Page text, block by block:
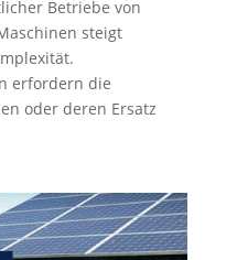
Betriebe von
steigt
erfordern die
oder deren Ersatz